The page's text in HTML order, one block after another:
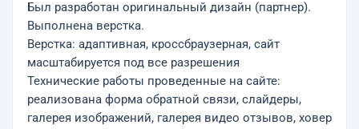
Был разработан оригинальный дизайн (партнер).
Выполнена верстка.
Верстка: адаптивная, кроссбраузерная, сайт
масштабируется под все разрешения
Технические работы проведенные на сайте:
реализована форма обратной связи, слайдеры,
галерея изображений, галерея видео отзывов, ховер